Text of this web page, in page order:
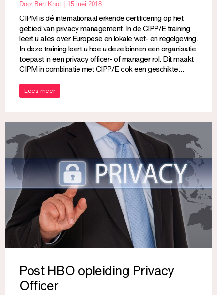
Door Bert Knot 15 mei 2018
CIPM is dé internationaal erkende certificering op het
gebied van privacy management. In de CIPP/E training
leert u alles over Europese en lokale wet- en regelgeving.
In deze training leert u hoe u deze binnen een organisatie
toepast in een privacy officer- of manager rol. Dit maakt
CIPM in combinatie met CIPP/E ook een geschikte…
Lees meer
Post HBO opleiding Privacy
Officer